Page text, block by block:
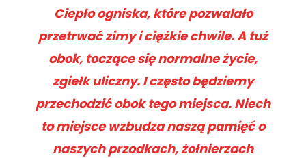
Ciepło ogniska, które pozwalało
przetrwać zimy i ciężkie chwile. A tuż
obok, toczące się normalne życie,
zgiełk uliczny. I często będziemy
przechodzić obok tego miejsca. Niech
to miejsce wzbudza naszą pamięć o
naszych przodkach, żołnierzach